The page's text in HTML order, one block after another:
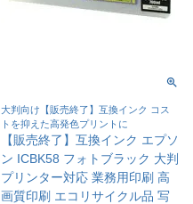
大判向け【販売終了】互換インク コス
トを抑えた高発色プリントに
【販売終了】互換インク エプソ
ン ICBK58 フォトブラック 大判
プリンター対応 業務用印刷 高
画質印刷 エコリサイクル品 写